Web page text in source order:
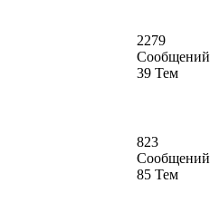
2279
Сообщений
39 Тем
823
Сообщений
85 Тем